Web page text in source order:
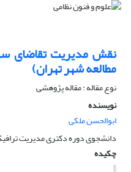
نقش مدیریت تقاضای
مطالعه شهر تهران)
نوع مقاله : مقاله پژوهشی
نویسنده
ابوالحسن ملکی
دانشجوی دوره دکتری مدیریت
چکیده